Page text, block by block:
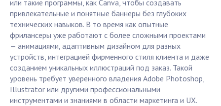
или такие программы, как Canva, чтобы создавать
привлекательные и понятные баннеры без глубоких
технических навыков. В то время как опытные
фрилансеры уже работают с более сложными проектами
— анимациями, адаптивным дизайном для разных
устройств, интеграцией фирменного стиля клиента и даже
созданием уникальных иллюстраций под заказ. Такой
уровень требует уверенного владения Adobe Photoshop,
Illustrator или другими профессиональными
инструментами и знаниями в области маркетинга и UX.